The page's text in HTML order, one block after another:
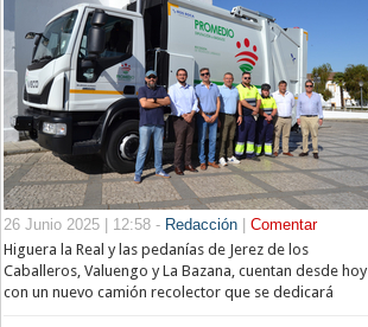
26 Junio 2025 | 12:58 - Redacción | Comentar
Higuera la Real y las pedanías de Jerez de los
Caballeros, Valuengo y La Bazana, cuentan desde hoy
con un nuevo camión recolector que se dedicará